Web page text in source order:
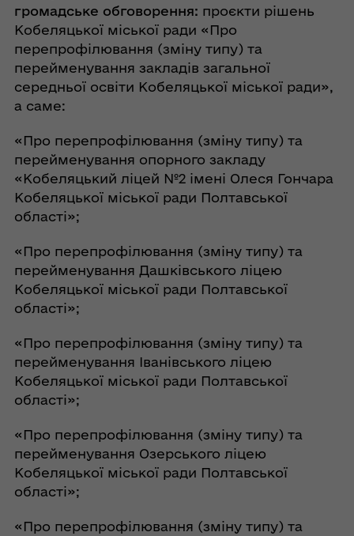
громадське обговорення: проєкти рішень
Кобеляцької міської ради «Про
перепрофілювання (зміну типу) та
перейменування закладів загальної
середньої освіти Кобеляцької міської ради»,
а саме:
«Про перепрофілювання (зміну типу) та
перейменування опорного закладу
«Кобеляцький ліцей №2 імені Олеся Гончара
Кобеляцької міської ради Полтавської
області»;
«Про перепрофілювання (зміну типу) та
перейменування Дашківського ліцею
Кобеляцької міської ради Полтавської
області»;
«Про перепрофілювання (зміну типу) та
перейменування Іванівського ліцею
Кобеляцької міської ради Полтавської
області»;
«Про перепрофілювання (зміну типу) та
перейменування Озерського ліцею
Кобеляцької міської ради Полтавської
області»;
«Про перепрофілювання (зміну типу) та